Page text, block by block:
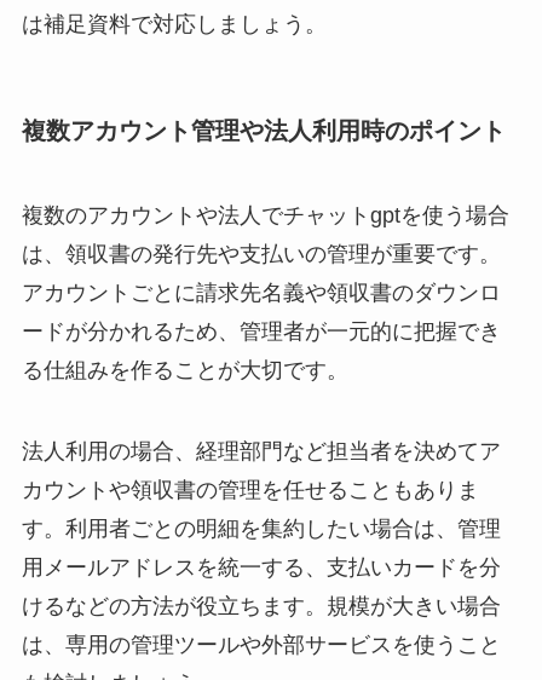
は補足資料で対応しましょう。
複数アカウント管理や法人利用時のポイント
複数のアカウントや法人でチャットgptを使う場合
は、領収書の発行先や支払いの管理が重要です。
アカウントごとに請求先名義や領収書のダウンロ
ードが分かれるため、管理者が一元的に把握でき
る仕組みを作ることが大切です。
法人利用の場合、経理部門など担当者を決めてア
カウントや領収書の管理を任せることもありま
す。利用者ごとの明細を集約したい場合は、管理
用メールアドレスを統一する、支払いカードを分
けるなどの方法が役立ちます。規模が大きい場合
は、専用の管理ツールや外部サービスを使うこと